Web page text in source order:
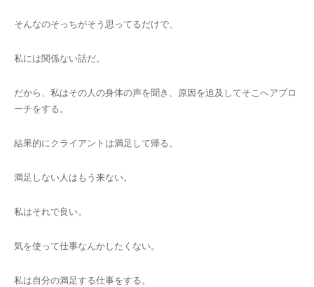
そんなのそっちがそう思ってるだけで、
私には関係ない話だ。
だから、私はその人の身体の声を聞き、原因を追及してそこへアプロ
ーチをする。
結果的にクライアントは満足して帰る。
満足しない人はもう来ない。
私はそれで良い。
気を使って仕事なんかしたくない。
私は自分の満足する仕事をする。